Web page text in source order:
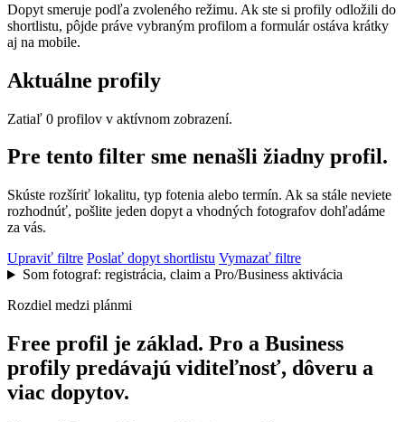
Dopyt smeruje podľa zvoleného režimu. Ak ste si profily odložili do
shortlistu, pôjde práve vybraným profilom a formulár ostáva krátky
aj na mobile.
Aktuálne profily
Zatiaľ 0 profilov v aktívnom zobrazení.
Pre tento filter sme nenašli žiadny profil.
Skúste rozšíriť lokalitu, typ fotenia alebo termín. Ak sa stále neviete
rozhodnúť, pošlite jeden dopyt a vhodných fotografov dohľadáme
za vás.
Upraviť filtre Poslať dopyt shortlistu Vymazať filtre
Som fotograf: registrácia, claim a Pro/Business aktivácia
Rozdiel medzi plánmi
Free profil je základ. Pro a Business
profily predávajú viditeľnosť, dôveru a
viac dopytov.